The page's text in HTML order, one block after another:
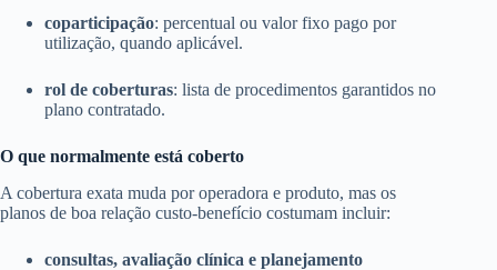
coparticipação: percentual ou valor fixo pago por
utilização, quando aplicável.
rol de coberturas: lista de procedimentos garantidos no
plano contratado.
O que normalmente está coberto
A cobertura exata muda por operadora e produto, mas os
planos de boa relação custo-benefício costumam incluir:
consultas, avaliação clínica e planejamento